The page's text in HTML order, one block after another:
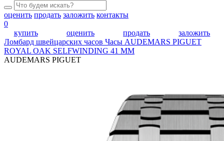
оценить продать заложить контакты
0
купить
оценить продать
заложить
Ломбард швейцарских часов Часы AUDEMARS PIGUET
ROYAL OAK SELFWINDING 41 MM
AUDEMARS PIGUET